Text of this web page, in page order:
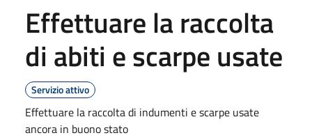
Effettuare la raccolta
di abiti e scarpe usate
Servizio attivo
Effettuare la raccolta di indumenti e scarpe usate
ancora in buono stato